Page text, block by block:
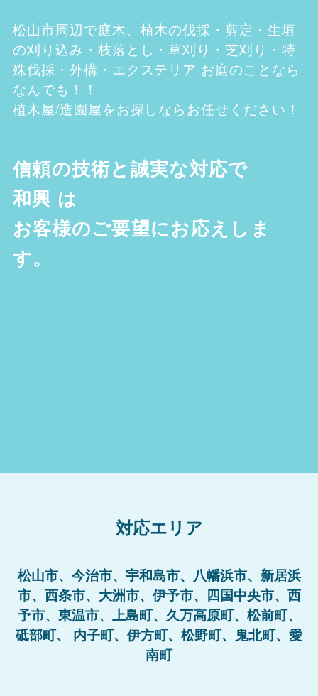
松山市周辺で庭木、植木の伐採・剪定・生垣
の刈り込み・枝落とし・草刈り・芝刈り・特
殊伐採・外構・エクステリア お庭のことなら
なんでも！！
植木屋/造園屋をお探しならお任せください！
信頼の技術と誠実な対応で
和興 は
お客様のご要望にお応えしま
す。
対応エリア
松山市、今治市、宇和島市、八幡浜市、新居浜
市、西条市、大洲市、伊予市、四国中央市、西
予市、東温市、上島町、久万高原町、松前町、
砥部町、 内子町、伊方町、松野町、鬼北町、愛
南町